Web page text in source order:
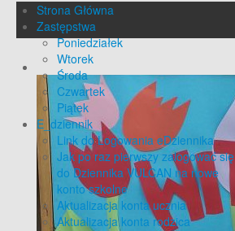
Strona Główna
Zastępstwa
Poniedziałek
Wtorek
Środa
Czwartek
Piątek
E_dziennik
Link do Logowania eDziennika
Jak po raz pierwszy zalogować się
do Dziennika VULCAN na nowe
konto szkolne
Aktualizacja konta ucznia
Aktualizacja konta rodzica